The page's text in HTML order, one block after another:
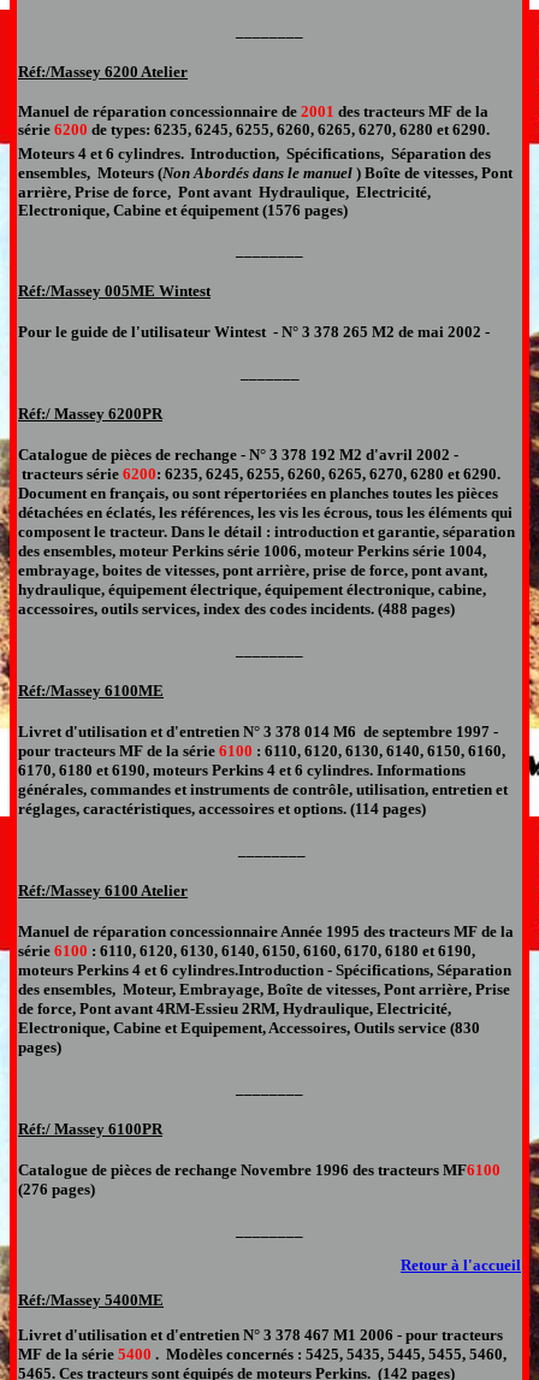
Réf:/Massey 6200 Atelier
Manuel de réparation concessionnaire de 2001 des tracteurs MF de la
série 6200 de types: 6235, 6245, 6255, 6260, 6265, 6270, 6280 et 6290.
Moteurs 4 et 6 cylindres. Introduction, Spécifications, Séparation des
ensembles, Moteurs (Non Abordés dans le manuel ) Boîte de vitesses, Pont
arrière, Prise de force, Pont avant Hydraulique, Electricité,
Electronique, Cabine et équipement (1576 pages)
Réf:/Massey 005ME Wintest
Pour le guide de l'utilisateur Wintest - N° 3 378 265 M2 de mai 2002 -
Réf:/ Massey 6200PR
Catalogue de pièces de rechange - N° 3 378 192 M2 d'avril 2002 -
tracteurs série 6200: 6235, 6245, 6255, 6260, 6265, 6270, 6280 et 6290.
Document en français, ou sont répertoriées en planches toutes les pièces
détachées en éclatés, les références, les vis les écrous, tous les éléments qui
composent le tracteur. Dans le détail : introduction et garantie, séparation
des ensembles, moteur Perkins série 1006, moteur Perkins série 1004,
embrayage, boites de vitesses, pont arrière, prise de force, pont avant,
hydraulique, équipement électrique, équipement électronique, cabine,
accessoires, outils services, index des codes incidents. (488 pages)
Réf:/Massey 6100ME
Livret d'utilisation et d'entretien N° 3 378 014 M6 de septembre 1997 -
pour tracteurs MF de la série 6100 : 6110, 6120, 6130, 6140, 6150, 6160,
6170, 6180 et 6190, moteurs Perkins 4 et 6 cylindres. Informations
générales, commandes et instruments de contrôle, utilisation, entretien et
réglages, caractéristiques, accessoires et options. (114 pages)
Réf:/Massey 6100 Atelier
Manuel de réparation concessionnaire Année 1995 des tracteurs MF de la
série 6100 : 6110, 6120, 6130, 6140, 6150, 6160, 6170, 6180 et 6190,
moteurs Perkins 4 et 6 cylindres.Introduction - Spécifications, Séparation
des ensembles, Moteur, Embrayage, Boîte de vitesses, Pont arrière, Prise
de force, Pont avant 4RM-Essieu 2RM, Hydraulique, Electricité,
Electronique, Cabine et Equipement, Accessoires, Outils service (830
pages)
Réf:/ Massey 6100PR
Catalogue de pièces de rechange Novembre 1996 des tracteurs MF6100
(276 pages)
Retour à l'accueil
Réf:/Massey 5400ME
Livret d'utilisation et d'entretien N° 3 378 467 M1 2006 - pour tracteurs
MF de la série 5400 . Modèles concernés : 5425, 5435, 5445, 5455, 5460,
5465. Ces tracteurs sont équipés de moteurs Perkins. (142 pages)